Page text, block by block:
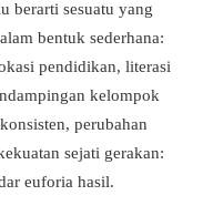
berarti sesuatu yang
bentuk sederhana:
pendidikan, literasi
kelompok
perubahan
sejati gerakan:
euforia hasil.